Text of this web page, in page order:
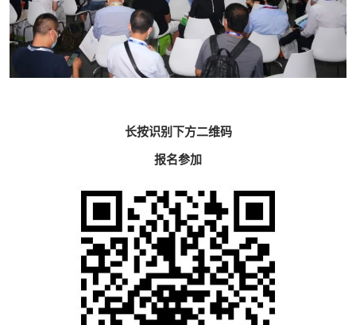
长按识别下方二维码
报名参加